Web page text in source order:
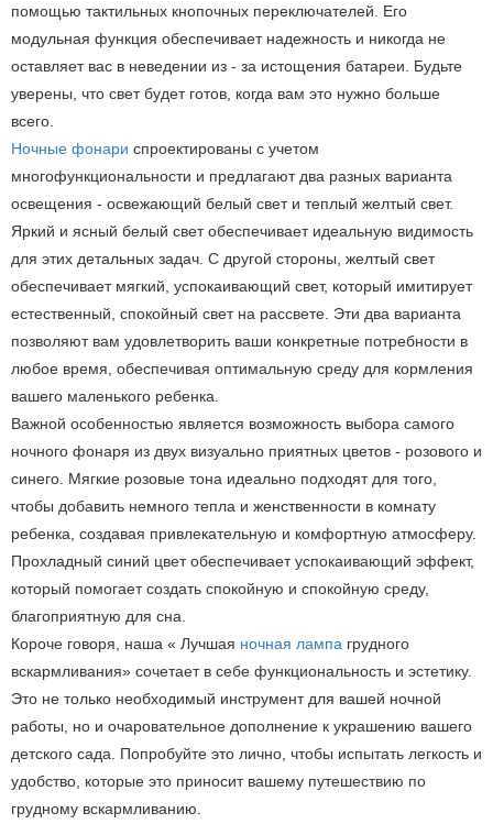
помощью тактильных кнопочных переключателей. Его
модульная функция обеспечивает надежность и никогда не
оставляет вас в неведении из - за истощения батареи. Будьте
уверены, что свет будет готов, когда вам это нужно больше
всего.
Ночные фонари спроектированы с учетом
многофункциональности и предлагают два разных варианта
освещения - освежающий белый свет и теплый желтый свет.
Яркий и ясный белый свет обеспечивает идеальную видимость
для этих детальных задач. С другой стороны, желтый свет
обеспечивает мягкий, успокаивающий свет, который имитирует
естественный, спокойный свет на рассвете. Эти два варианта
позволяют вам удовлетворить ваши конкретные потребности в
любое время, обеспечивая оптимальную среду для кормления
вашего маленького ребенка.
Важной особенностью является возможность выбора самого
ночного фонаря из двух визуально приятных цветов - розового и
синего. Мягкие розовые тона идеально подходят для того,
чтобы добавить немного тепла и женственности в комнату
ребенка, создавая привлекательную и комфортную атмосферу.
Прохладный синий цвет обеспечивает успокаивающий эффект,
который помогает создать спокойную и спокойную среду,
благоприятную для сна.
Короче говоря, наша « Лучшая ночная лампа грудного
вскармливания» сочетает в себе функциональность и эстетику.
Это не только необходимый инструмент для вашей ночной
работы, но и очаровательное дополнение к украшению вашего
детского сада. Попробуйте это лично, чтобы испытать легкость и
удобство, которые это приносит вашему путешествию по
грудному вскармливанию.